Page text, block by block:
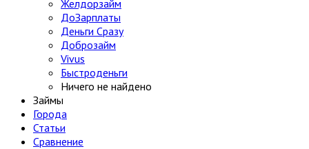
Желдорзайм
ДоЗарплаты
Деньги Сразу
Доброзайм
Vivus
Быстроденьги
Ничего не найдено
Займы
Города
Статьи
Сравнение